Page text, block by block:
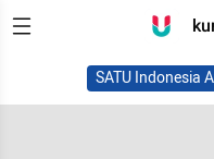
SATU Indonesia